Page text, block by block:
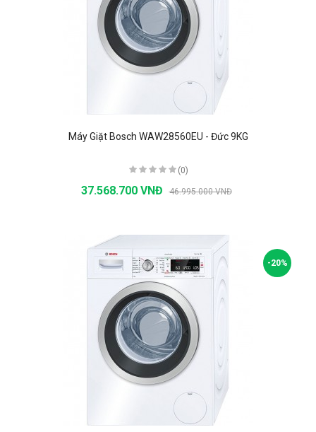
Máy Giặt Bosch WAW28560EU - Đức 9KG
(0)
37.568.700 VNĐ 46.995.000 VNĐ
-20%